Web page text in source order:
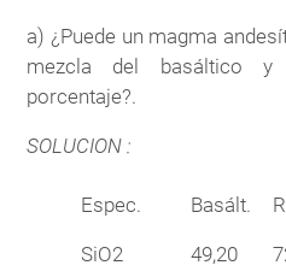
a) ¿Puede un magma
mezcla del basáltico
porcentaje?.
SOLUCION :
Espec. Basált.
SiO2 49,20